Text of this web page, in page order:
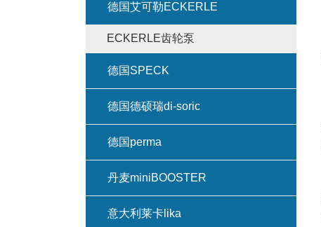
德国艾可勒ECKERLE
ECKERLE齿轮泵
德国SPECK
德国德硕瑞di-soric
德国perma
丹麦miniBOOSTER
意大利莱卡lika